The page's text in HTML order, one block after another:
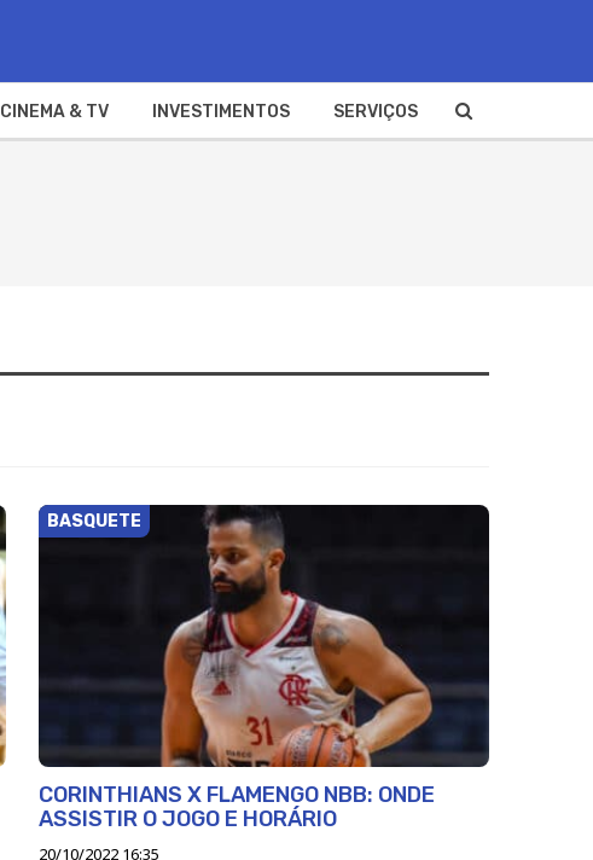
CINEMA & TV INVESTIMENTOS SERVIÇOS
BASQUETE
CORINTHIANS X FLAMENGO NBB: ONDE
ASSISTIR O JOGO E HORÁRIO
20/10/2022 16:35